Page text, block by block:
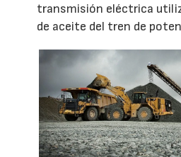
transmisión eléctrica
de aceite del tren de